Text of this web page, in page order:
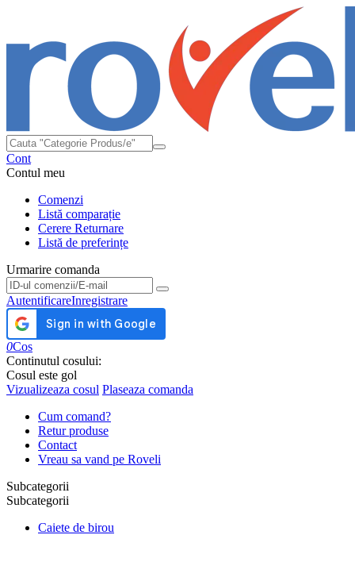
Cont
Contul meu
Comenzi
Listă comparație
Cerere Returnare
Listă de preferințe
Urmarire comanda
Urmarire comanda
AutentificareInregistrare
0Cos
Continutul cosului:
Cosul este gol
Vizualizeaza cosul Plaseaza comanda
Cum comand?
Retur produse
Contact
Vreau sa vand pe Roveli
Subcategorii
Subcategorii
Caiete de birou